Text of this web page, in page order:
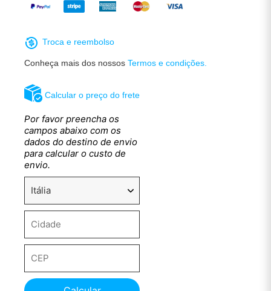
Calcular o preço do frete
Por favor preencha os
campos abaixo com os
dados do destino de envio
para calcular o custo de
envio.
Troca e reembolso
Conheça mais dos nossos Termos e condições.